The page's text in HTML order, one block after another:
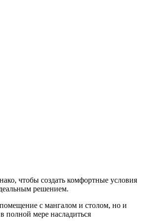
чтобы создать комфортные условия
решением.
с мангалом и столом, но и
полной мере насладиться